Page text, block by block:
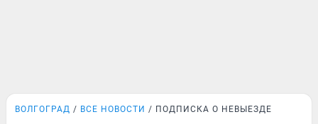
ВОЛГОГРАД ВСЕ НОВОСТИ ПОДПИСКА О НЕВЫЕЗДЕ